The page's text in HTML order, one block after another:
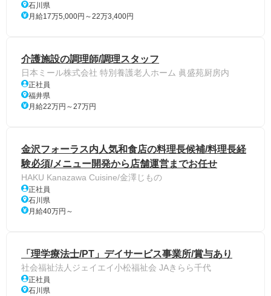
石川県
月給17万5,000円～22万3,400円
介護施設の調理師/調理スタッフ
日本ミール株式会社 特別養護老人ホーム 眞盛苑厨房内
正社員
福井県
月給22万円～27万円
金沢フォーラス内人気和食店の料理長候補/料理長経
験必須/メニュー開発から店舗運営までお任せ
HAKU Kanazawa Cuisine/金澤じもの
正社員
石川県
月給40万円～
「理学療法士/PT」デイサービス事業所/賞与あり
社会福祉法人ジェイエイ小松福祉会 JAきらら千代
正社員
石川県